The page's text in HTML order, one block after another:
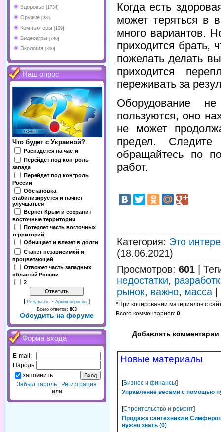
Здоровье [1734]
Оружие [385]
Компьютеры [109]
Видеоигры [740]
Экология [390]
Наш опрос
Что будет с Украиной?
Распадется на части
Перейдет под контроль
запада
Перейдет под контроль
России
Обстановка
стабилизируется и начнет
улучшаться
Вернет Крым и сохранит
восточные территории
Потеряет часть восточных
территорий
Обнищает и влезет в долги
Станет независимой и
процветающей
Отвоюет часть западных
областей России
2
[ Результаты · Архив опросов ]
Всего ответов: 803
Обсудить на форуме
Форма входа
E-mail:
Пароль:
запомнить
Забыл пароль
Регистрация
или
Когда есть
может теряться в
много вариантов.
приходится брать,
пожелать делать
приходится
переживать за
Оборудование
пользуются, оно
не может
предел.
обращайтесь по
работ.
Категория: Это
(18.06.2021)
Просмотров: 601
недостатки,
рынок, важно, масса
*При копировании материалов с
Всего комментариев: 0
Добавлять комментарии
Новые материалы
[Бизнес и финансы]
Управление весами с помощью
[Строительство и ремонт]
Продажа сантехники в
нужно знать (0)